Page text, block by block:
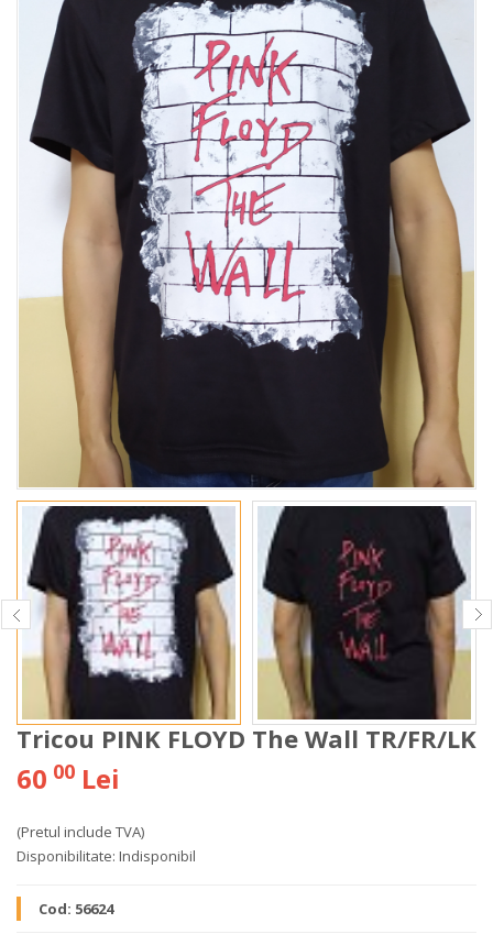
Tricou PINK FLOYD The Wall TR/FR/LK
60 00 Lei
(Pretul include TVA)
Disponibilitate: Indisponibil
Cod: 56624